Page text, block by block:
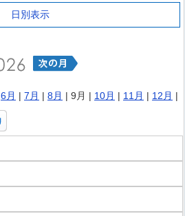
日別表示
6月 | 7月 | 8月 | 9月 | 10月 | 11月 | 12月 |